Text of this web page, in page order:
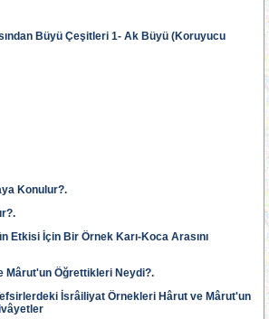
Büyü Çeşitleri 1- Ak Büyü (Koruyucu
Konulur?.
Etkisi İçin Bir Örnek Karı-Koca Arasını
Mârut'un Öğrettikleri Neydi?.
İsrâiliyat Örnekleri Hârut ve Mârut'un